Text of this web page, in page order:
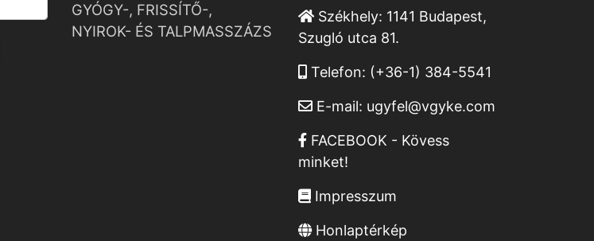
GYÓGY-, FRISSÍTŐ-,
NYIROK- ÉS TALPMASSZÁZS
Székhely: 1141 Budapest,
Szugló utca 81.
Telefon: (+36-1) 384-5541
E-mail: ugyfel@vgyke.com
FACEBOOK - Kövess
minket!
Impresszum
Honlaptérkép